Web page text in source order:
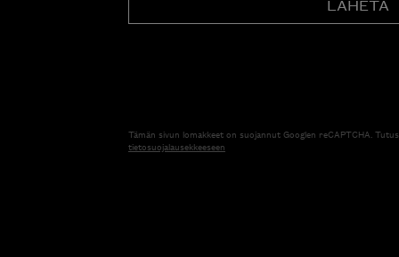
Tämän sivun lomakkeet on suojannut Googlen reCAPTCHA.
tietosuojalausekkeeseen